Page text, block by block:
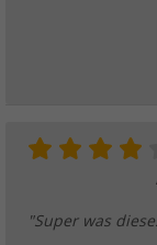
"Super was